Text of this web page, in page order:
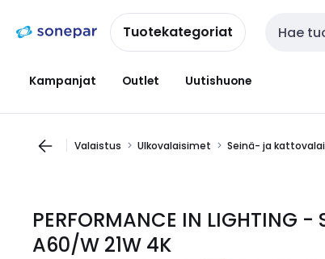
navigointiinsisältöönTuotekategoriat Haku
Kampanjat Outlet Uutishuone
Valaistus Ulkovalaisimet Seinä- ja
PERFORMANCE IN
A60/W 21W 4K